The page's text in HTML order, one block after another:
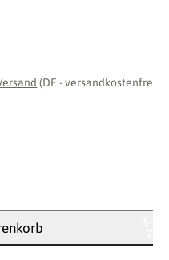
0 von 5 Sternen
(DE - versandkostenfrei